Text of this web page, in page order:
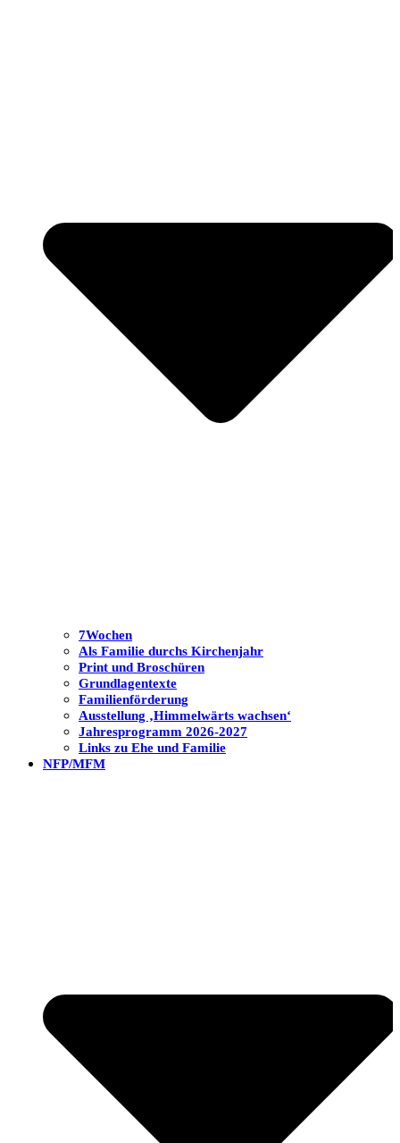
7Wochen
Als Familie durchs Kirchenjahr
Print und Broschüren
Grundlagentexte
Familienförderung
Ausstellung ‚Himmelwärts wachsen‘
Jahresprogramm 2026-2027
Links zu Ehe und Familie
NFP/MFM